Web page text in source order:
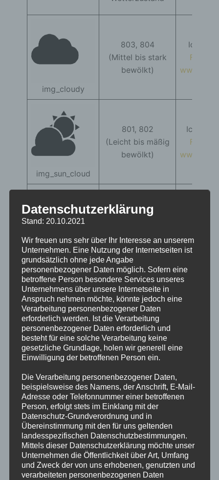
img_cloudy
803, 804
(Mittel bis stark
bewölkt)
Icons
Freepik
img_sun_cloud
801, 802
(Leicht bis mäßig
bewölkt)
Icons
Freepik
img_drizzle
310, 311, 312, 313,
allen möglichen
Ausführungen)
img_fog
701, 711, 721, 731,
741, 761, 762
(Nebel, Dunst,
Staub und
sonstige
sichtvermindernde
Wetterzustände)
img_heavy_rain
502, 503, 504,
511, 522, 531
(mittlerer bis sehr
starker Regen)
500, 501, 520, 521
Datenschutzerklärung
Stand: 20.10.2021
Wir freuen uns sehr über Ihr Interesse an unserem
Unternehmen. Eine Nutzung der Internetseiten ist
grundsätzlich ohne jede Angabe
personenbezogener Daten möglich. Sofern eine
betroffene Person besondere Services unseres
Unternehmens über unsere Internetseite in
Anspruch nehmen möchte, könnte jedoch eine
Verarbeitung personenbezogener Daten
erforderlich werden. Ist die Verarbeitung
personenbezogener Daten erforderlich und
besteht für eine solche Verarbeitung keine
gesetzliche Grundlage, holen wir generell eine
Einwilligung der betroffenen Person ein.
Die Verarbeitung personenbezogener Daten,
beispielsweise des Namens, der Anschrift, E-Mail-
Adresse oder Telefonnummer einer betroffenen
Person, erfolgt stets im Einklang mit der
Datenschutz-Grundverordnung und in
Übereinstimmung mit den für uns geltenden
landesspezifischen Datenschutzbestimmungen.
Mittels dieser Datenschutzerklärung möchte unser
Unternehmen die Öffentlichkeit über Art, Umfang
und Zweck der von uns erhobenen, genutzten und
verarbeiteten personenbezogenen Daten